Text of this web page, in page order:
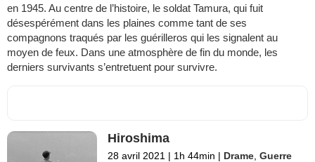
en 1945. Au centre de l’histoire, le soldat Tamura, qui fuit
désespérément dans les plaines comme tant de ses
compagnons traqués par les guérilleros qui les signalent au
moyen de feux. Dans une atmosphère de fin du monde, les
derniers survivants s’entretuent pour survivre.
Hiroshima
28 avril 2021 | 1h 44min | Drame ,Guerre